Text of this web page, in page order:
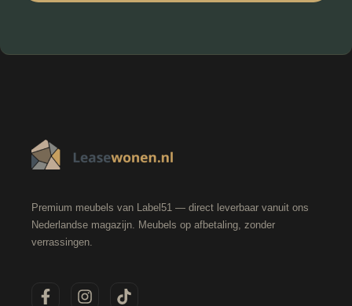
Premium meubels van Label51 — direct leverbaar vanuit ons
Nederlandse magazijn. Meubels op afbetaling, zonder
verrassingen.